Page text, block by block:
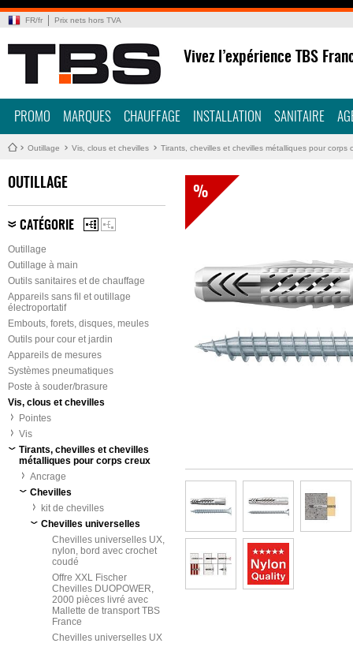
FR/fr Prix nets hors TVA
Vivez l’expérience TBS
PROMO MARQUES CHAUFFAGE INSTALLATION SANITAIRE
Outillage Vis, clous et chevilles Tirants, chevilles et chevilles métalliques pour corps
OUTILLAGE
CATÉGORIE
Outillage
Outillage à main
Outils sanitaires et de chauffage
Appareils sans fil et outillage
électroportatif
Embouts, forets, disques, meules
Outils pour cour et jardin
Appareils de mesures
Systèmes pneumatiques
Poste à souder/brasure
Vis, clous et chevilles
Pointes
Vis
Tirants, chevilles et chevilles
métalliques pour corps creux
Ancrage
Chevilles
kit de chevilles
Chevilles universelles
Chevilles universelles UX,
nylon, bord avec crochet
coudé
Offre XXL Fischer
Chevilles DUOPOWER,
2000 pièces livré avec
Mallette de transport TBS
France
Chevilles universelles UX
%